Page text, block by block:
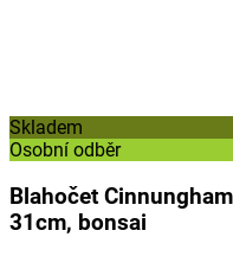
Skladem
Osobní odběr
Blahočet
31cm, bonsai